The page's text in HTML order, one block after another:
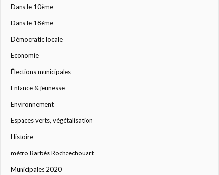
Dans le 10ème
Dans le 18ème
Démocratie locale
Economie
Élections municipales
Enfance & jeunesse
Environnement
Espaces verts, végétalisation
Histoire
métro Barbès Rochcechouart
Municipales 2020